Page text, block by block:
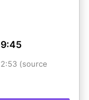
(source